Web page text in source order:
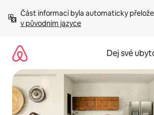
obsah
Část informací byla automaticky
v původním jazyce
Dej své